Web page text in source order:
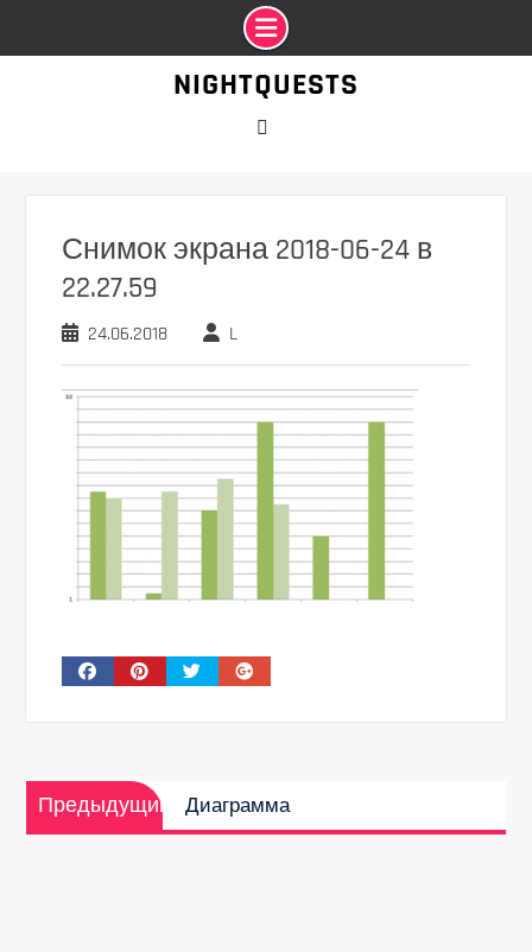
NIGHTQUESTS
Снимок экрана 2018-06-24 в
22.27.59
24.06.2018 L
Навигация
по
записям
Предыдущий
Предыдущая
запись:
Диаграмма